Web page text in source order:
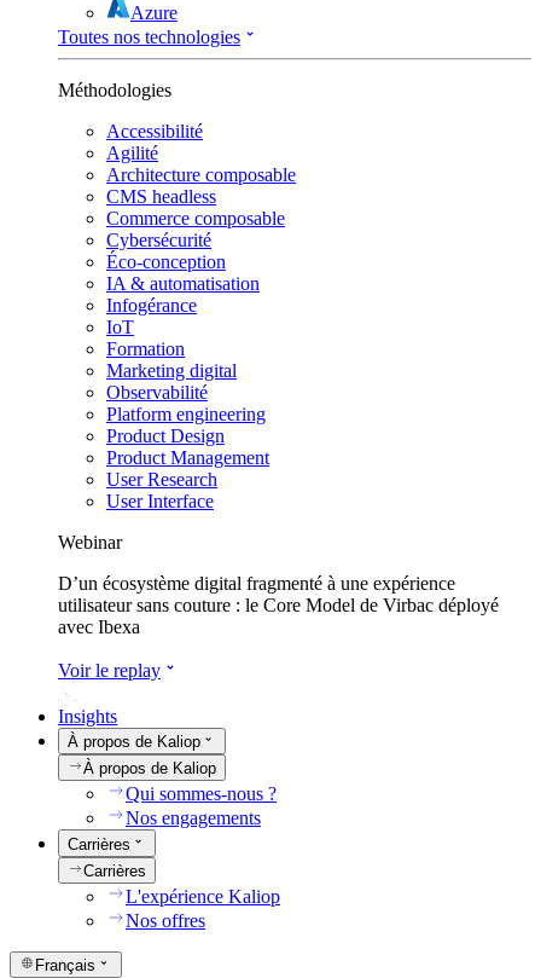
Azure
Toutes nos technologies
Méthodologies
Accessibilité
Agilité
Architecture composable
CMS headless
Commerce composable
Cybersécurité
Éco-conception
IA & automatisation
Infogérance
IoT
Formation
Marketing digital
Observabilité
Platform engineering
Product Design
Product Management
User Research
User Interface
Webinar
D’un écosystème digital fragmenté à une expérience
utilisateur sans couture : le Core Model de Virbac déployé
avec Ibexa
Voir le replay
Insights
À propos de Kaliop
À propos de Kaliop
Qui sommes-nous ?
Nos engagements
Carrières
Carrières
L'expérience Kaliop
Nos offres
Français